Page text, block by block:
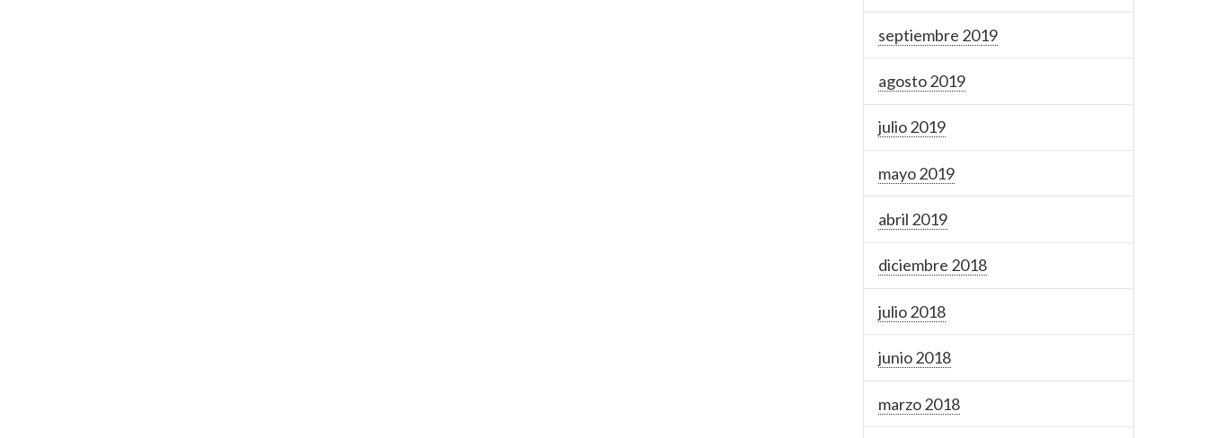
septiembre 2019
agosto 2019
julio 2019
mayo 2019
abril 2019
diciembre 2018
julio 2018
junio 2018
marzo 2018